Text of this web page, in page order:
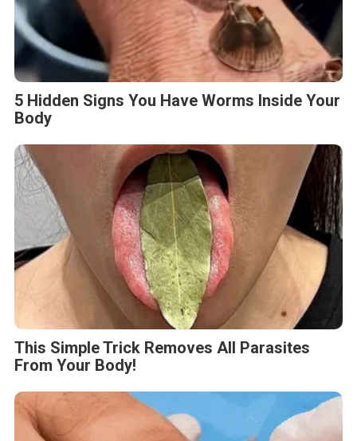
5 Hidden Signs You Have Worms Inside Your
Body
This Simple Trick Removes All Parasites
From Your Body!